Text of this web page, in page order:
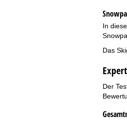
In
Das
Der